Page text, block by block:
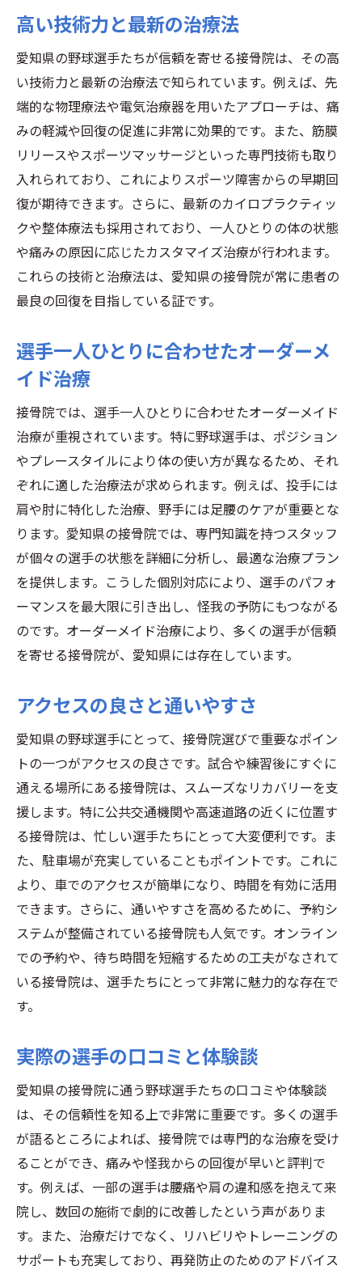
専門知識を持つスタッフの存在
精神的な安心感とサポート
地域に根ざした信頼性
チームメイトの紹介と口コミ
治療の多様性と選択肢の豊富さ
愛知県の接骨院が野球選手のパフォーマンスを
支える秘密
最新のリハビリ機器とトレーニング設備
科学的根拠に基づいた施術方法
個々の選手に最適なケアプラン
継続的な進捗確認と調整
栄養指導と健康管理
メンタルサポートと心理的ケア
野球選手に人気の接骨院徹底解説
人気の秘密とその理由
選手からの高評価ポイント
具体的な治療プログラムの紹介
施設の見学と体験談
予約の取りやすさと柔軟な対応
保険適用と治療費の透明性
接骨院で得られる野球選手への具体的な治療効
果
筋肉と関節の柔軟性向上
怪我の再発予防策
リハビリプログラムの成功事例
治療後のパフォーマンス向上の実例
痛みの緩和と快適な体調管理
トレーニング効果の最大化
愛知県の接骨院が提供する野球選手向け特別治
療
オーダーメイドの治療プラン
最新の物理療法と技術
個々のニーズに応じたアプローチ
予防的なメンテナンスとケア
リハビリとトレーニングの一体化
選手専用の特別プログラム
野球選手から見た愛知県の接骨院の信頼性と技
実際の選手からの信頼の声
技術力の高さを示すデータ
長年の経験と実績
地域に根付いた信頼関係
専門的な知識と資格を持つスタッフ
治療効果の科学的検証
接骨院が野球選手の怪我予防に果たす重要な役
割
怪我の早期発見と対策
高い技術力と最新の治療法
愛知県の野球選手たちが信頼を寄せる接骨院は、その高
い技術力と最新の治療法で知られています。例えば、先
端的な物理療法や電気治療器を用いたアプローチは、痛
みの軽減や回復の促進に非常に効果的です。また、筋膜
リリースやスポーツマッサージといった専門技術も取り
入れられており、これによりスポーツ障害からの早期回
復が期待できます。さらに、最新のカイロプラクティッ
クや整体療法も採用されており、一人ひとりの体の状態
や痛みの原因に応じたカスタマイズ治療が行われます。
これらの技術と治療法は、愛知県の接骨院が常に患者の
最良の回復を目指している証です。
選手一人ひとりに合わせたオーダーメ
イド治療
接骨院では、選手一人ひとりに合わせたオーダーメイド
治療が重視されています。特に野球選手は、ポジション
やプレースタイルにより体の使い方が異なるため、それ
ぞれに適した治療法が求められます。例えば、投手には
肩や肘に特化した治療、野手には足腰のケアが重要とな
ります。愛知県の接骨院では、専門知識を持つスタッフ
が個々の選手の状態を詳細に分析し、最適な治療プラン
を提供します。こうした個別対応により、選手のパフォ
ーマンスを最大限に引き出し、怪我の予防にもつながる
のです。オーダーメイド治療により、多くの選手が信頼
を寄せる接骨院が、愛知県には存在しています。
アクセスの良さと通いやすさ
愛知県の野球選手にとって、接骨院選びで重要なポイン
トの一つがアクセスの良さです。試合や練習後にすぐに
通える場所にある接骨院は、スムーズなリカバリーを支
援します。特に公共交通機関や高速道路の近くに位置す
る接骨院は、忙しい選手たちにとって大変便利です。ま
た、駐車場が充実していることもポイントです。これに
より、車でのアクセスが簡単になり、時間を有効に活用
できます。さらに、通いやすさを高めるために、予約シ
ステムが整備されている接骨院も人気です。オンライン
での予約や、待ち時間を短縮するための工夫がなされて
いる接骨院は、選手たちにとって非常に魅力的な存在で
す。
実際の選手の口コミと体験談
愛知県の接骨院に通う野球選手たちの口コミや体験談
は、その信頼性を知る上で非常に重要です。多くの選手
が語るところによれば、接骨院では専門的な治療を受け
ることができ、痛みや怪我からの回復が早いと評判で
す。例えば、一部の選手は腰痛や肩の違和感を抱えて来
院し、数回の施術で劇的に改善したという声がありま
す。また、治療だけでなく、リハビリやトレーニングの
サポートも充実しており、再発防止のためのアドバイス